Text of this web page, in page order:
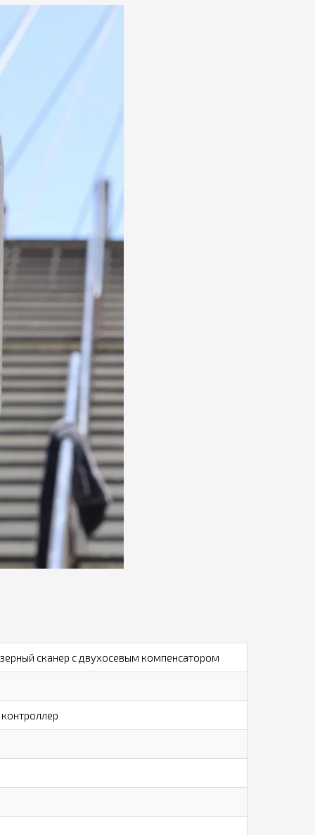
сканер с двухосевым компенсатором